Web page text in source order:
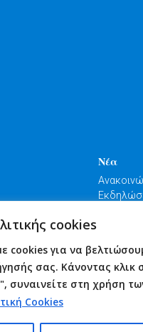
cookies
cookies για να
σας. Κάνοντας κλικ
συναινείτε στη χρήση
Cookies
Νέα